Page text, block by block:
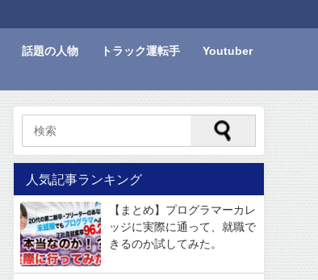
話題の人物 トラック運転手 Youtuber
人気記事ランキング
【まとめ】プログラマーカレ
ッジに実際に通って、就職で
きるのか試してみた。